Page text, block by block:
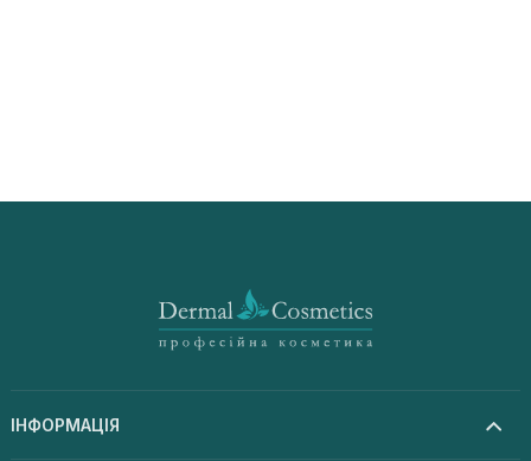
ІНФОРМАЦІЯ